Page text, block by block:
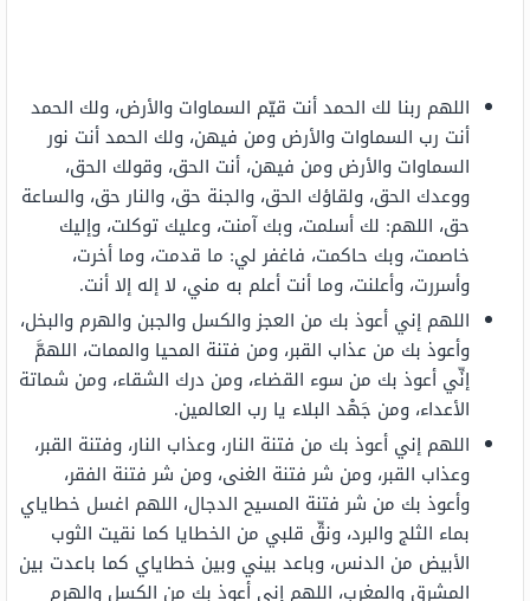
اللهم ربنا لك الحمد أنت قيّم السماوات والأرض، ولك الحمد
أنت رب السماوات والأرض ومن فيهن، ولك الحمد أنت نور
السماوات والأرض ومن فيهن، أنت الحق، وقولك الحق،
ووعدك الحق، ولقاؤك الحق، والجنة حق، والنار حق، والساعة
حق، اللهم: لك أسلمت، وبك آمنت، وعليك توكلت، وإليك
خاصمت، وبك حاكمت، فاغفر لي: ما قدمت، وما أخرت،
وأسررت، وأعلنت، وما أنت أعلم به مني، لا إله إلا أنت.
اللهم إني أعوذ بك من العجز والكسل والجبن والهرم والبخل،
وأعوذ بك من عذاب القبر، ومن فتنة المحيا والممات، اللهمَّ
إنِّي أعوذ بك من سوء القضاء، ومن درك الشقاء، ومن شماتة
الأعداء، ومن جَهْد البلاء يا رب العالمين.
اللهم إني أعوذ بك من فتنة النار، وعذاب النار، وفتنة القبر،
وعذاب القبر، ومن شر فتنة الغنى، ومن شر فتنة الفقر،
وأعوذ بك من شر فتنة المسيح الدجال، اللهم اغسل خطاياي
بماء الثلج والبرد، ونقِّ قلبي من الخطايا كما نقيت الثوب
الأبيض من الدنس، وباعد بيني وبين خطاياي كما باعدت بين
المشرق والمغرب، اللهم إني أعوذ بك من الكسل والهرم